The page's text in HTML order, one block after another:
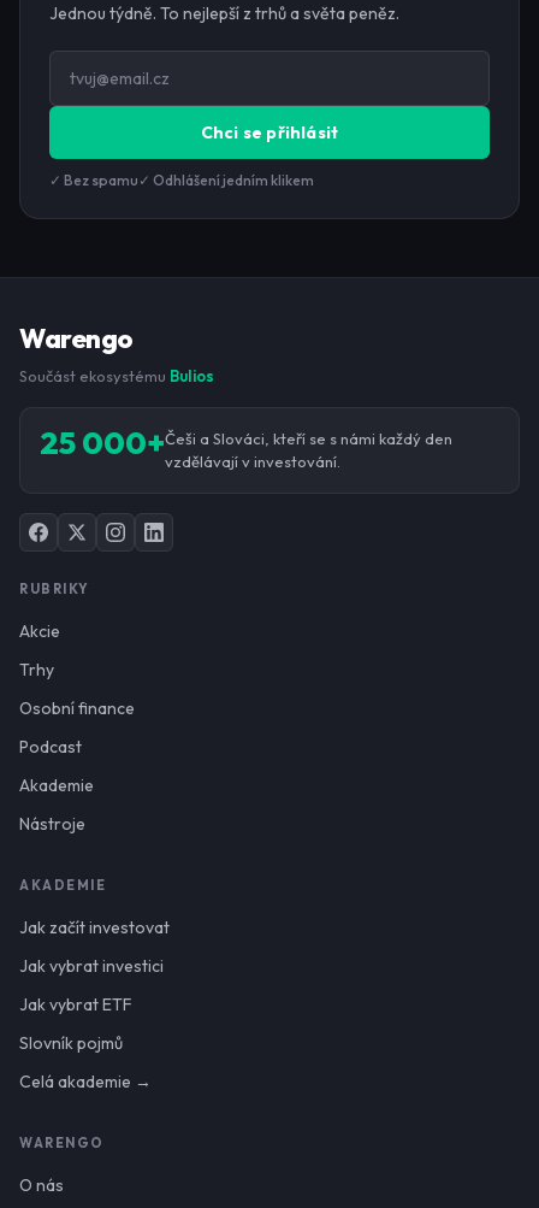
Jednou týdně. To nejlepší z trhů a světa peněz.
Chci se přihlásit
✓ Bez spamu ✓ Odhlášení jedním klikem
Warengo
Součást ekosystému Bulios
25 000+Češi a Slováci, kteří se s námi každý den
vzdělávají v investování.
RUBRIKY
Akcie
Trhy
Osobní finance
Podcast
Akademie
Nástroje
AKADEMIE
Jak začít investovat
Jak vybrat investici
Jak vybrat ETF
Slovník pojmů
Celá akademie →
WARENGO
O nás